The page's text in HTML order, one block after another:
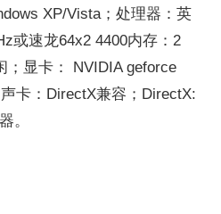
XP/Vista；处理器：英
或速龙64x2 4400内存：2
；显卡： NVIDIA geforce
卡：DirectX兼容；DirectX:
。